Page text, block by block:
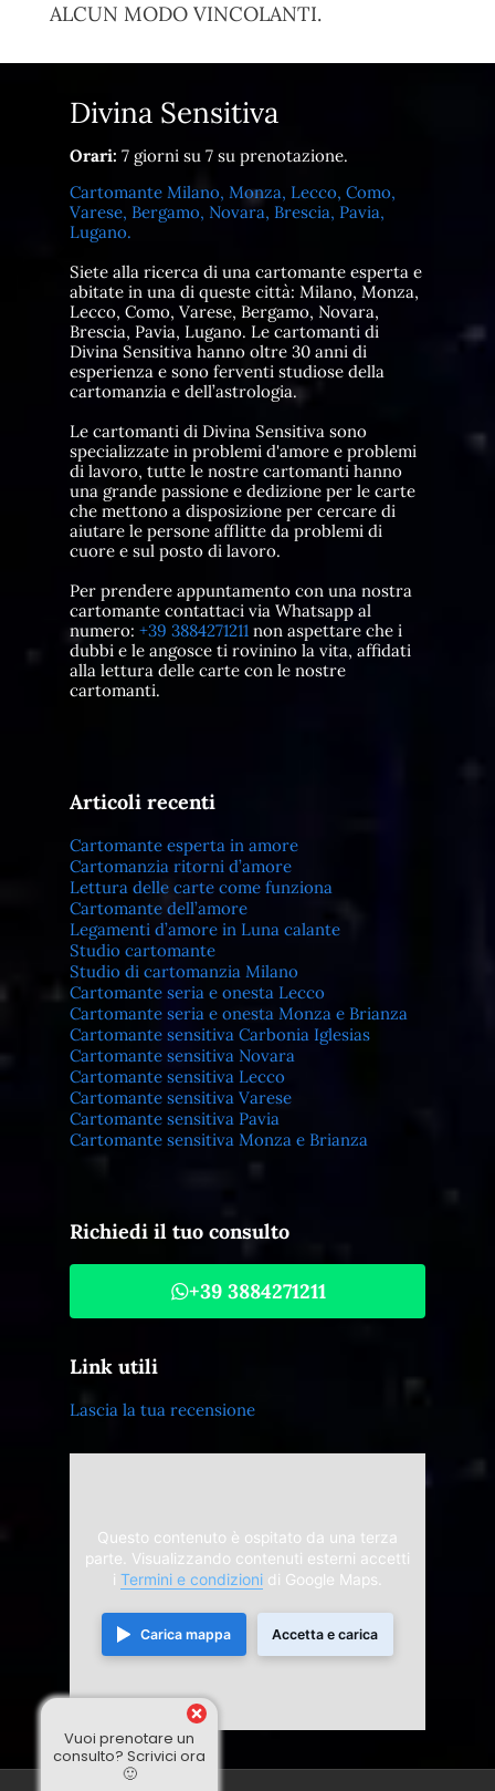
ALCUN MODO VINCOLANTI.
Divina Sensitiva
Orari: 7 giorni su 7 su prenotazione.
Cartomante Milano, Monza, Lecco, Como,
Varese, Bergamo, Novara, Brescia, Pavia,
Lugano.
Siete alla ricerca di una cartomante esperta e
abitate in una di queste città: Milano, Monza,
Lecco, Como, Varese, Bergamo, Novara,
Brescia, Pavia, Lugano. Le cartomanti di
Divina Sensitiva hanno oltre 30 anni di
esperienza e sono ferventi studiose della
cartomanzia e dell’astrologia.
Le cartomanti di Divina Sensitiva sono
specializzate in problemi d'amore e problemi
di lavoro, tutte le nostre cartomanti hanno
una grande passione e dedizione per le carte
che mettono a disposizione per cercare di
aiutare le persone afflitte da problemi di
cuore e sul posto di lavoro.
Per prendere appuntamento con una nostra
cartomante contattaci via Whatsapp al
numero: +39 3884271211non aspettare che i
dubbi e le angosce ti rovinino la vita, affidati
alla lettura delle carte con le nostre
cartomanti.
Articoli recenti
Cartomante esperta in amore
Cartomanzia ritorni d’amore
Lettura delle carte come funziona
Cartomante dell’amore
Legamenti d’amore in Luna calante
Studio cartomante
Studio di cartomanzia Milano
Cartomante seria e onesta Lecco
Cartomante seria e onesta Monza e Brianza
Cartomante sensitiva Carbonia Iglesias
Cartomante sensitiva Novara
Cartomante sensitiva Lecco
Cartomante sensitiva Varese
Cartomante sensitiva Pavia
Cartomante sensitiva Monza e Brianza
Richiedi il tuo consulto
+39 3884271211
Link utili
Lascia la tua recensione
Questo contenuto è ospitato da una terza
parte. Visualizzando contenuti esterni accetti
i Termini e condizioni di Google Maps.
Carica mappa Accetta e carica
Vuoi prenotare un
consulto? Scrivici ora
🙂